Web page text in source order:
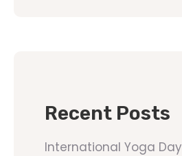
Recent Posts
International Yoga Day